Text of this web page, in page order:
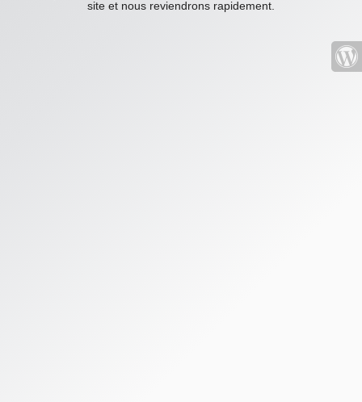
site et nous reviendrons rapidement.